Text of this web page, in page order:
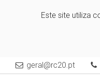
Este site utiliza
geral@rc20.pt